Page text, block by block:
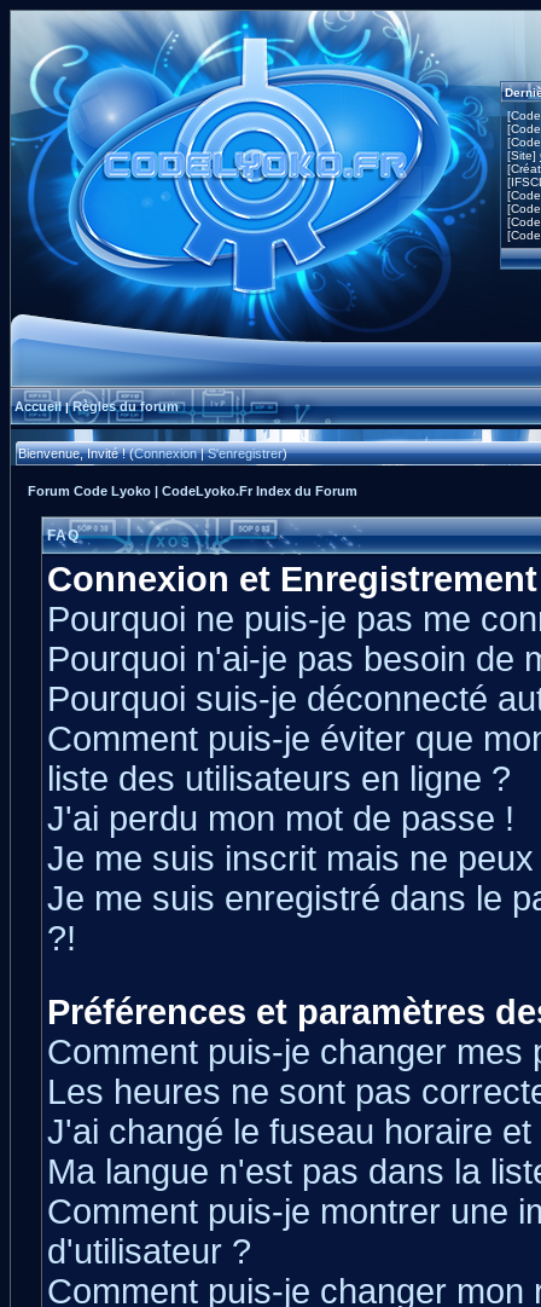
[Site]
Accueil|Règles du forum
Bienvenue, Invité ! (Connexion|S'enregistrer)
Forum Code Lyoko | CodeLyoko.Fr Index du Forum
FAQ
Connexion et Enregistrement
Pourquoi ne puis-je pas me
Pourquoi n'ai-je pas besoin de
Pourquoi suis-je déconnecté
Comment puis-je éviter que
liste des utilisateurs en ligne ?
J'ai perdu mon mot de passe !
Je me suis inscrit mais ne
Je me suis enregistré dans le
?!
Préférences et paramètres
Comment puis-je changer mes
Les heures ne sont pas
J'ai changé le fuseau horaire
Ma langue n'est pas dans la
Comment puis-je montrer une
d'utilisateur ?
Comment puis-je changer mon